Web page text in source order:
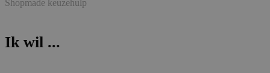
Shopmade keuzehulp
Ik wil ...